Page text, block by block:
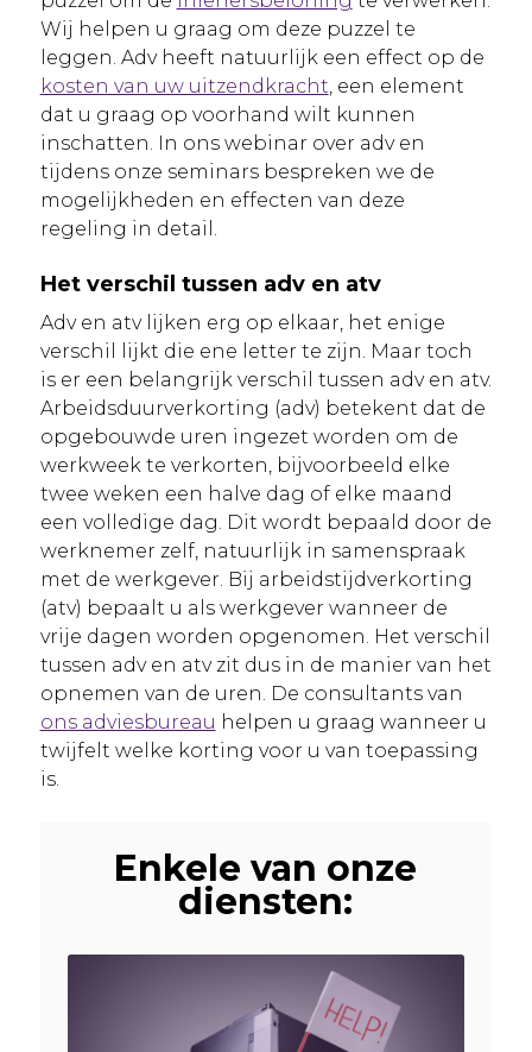
Wij helpen u graag om deze puzzel te
leggen. Adv heeft natuurlijk een effect op de
kosten van uw uitzendkracht , een element
dat u graag op voorhand wilt kunnen
inschatten. In ons webinar over adv en
tijdens onze seminars bespreken we de
mogelijkheden en effecten van deze
regeling in detail.
Het verschil tussen adv en atv
Adv en atv lijken erg op elkaar, het enige
verschil lijkt die ene letter te zijn. Maar toch
is er een belangrijk verschil tussen adv en atv.
Arbeidsduurverkorting (adv) betekent dat de
opgebouwde uren ingezet worden om de
werkweek te verkorten, bijvoorbeeld elke
twee weken een halve dag of elke maand
een volledige dag. Dit wordt bepaald door de
werknemer zelf, natuurlijk in samenspraak
met de werkgever. Bij arbeidstijdverkorting
(atv) bepaalt u als werkgever wanneer de
vrije dagen worden opgenomen. Het verschil
tussen adv en atv zit dus in de manier van het
opnemen van de uren. De consultants van
ons adviesbureau helpen u graag wanneer u
twijfelt welke korting voor u van toepassing
is.
Enkele van onze
diensten: